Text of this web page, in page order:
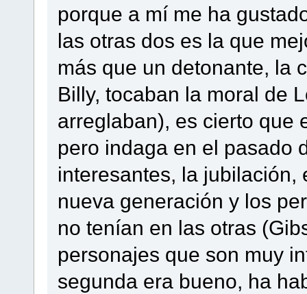
porque a mí me ha
las otras dos es la que
más que un detonante, la
Billy, tocaban la moral de
arreglaban), es cierto que
pero indaga en el pasado
interesantes, la
nueva generación y los
no tenían en las otras
personajes que son muy
segunda era bueno, ha